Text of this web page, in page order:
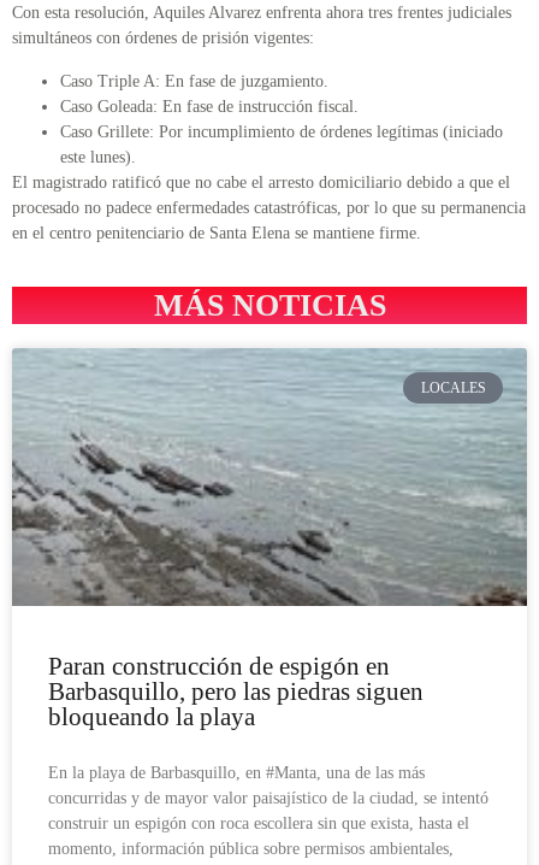
Con esta resolución, Aquiles Alvarez enfrenta ahora tres frentes judiciales
simultáneos con órdenes de prisión vigentes:
Caso Triple A: En fase de juzgamiento.
Caso Goleada: En fase de instrucción fiscal.
Caso Grillete: Por incumplimiento de órdenes legítimas (iniciado
este lunes).
El magistrado ratificó que no cabe el arresto domiciliario debido a que el
procesado no padece enfermedades catastróficas, por lo que su permanencia
en el centro penitenciario de Santa Elena se mantiene firme.
MÁS NOTICIAS
LOCALES
Paran construcción de espigón en
Barbasquillo, pero las piedras siguen
bloqueando la playa
En la playa de Barbasquillo, en #Manta, una de las más
concurridas y de mayor valor paisajístico de la ciudad, se intentó
construir un espigón con roca escollera sin que exista, hasta el
momento, información pública sobre permisos ambientales,